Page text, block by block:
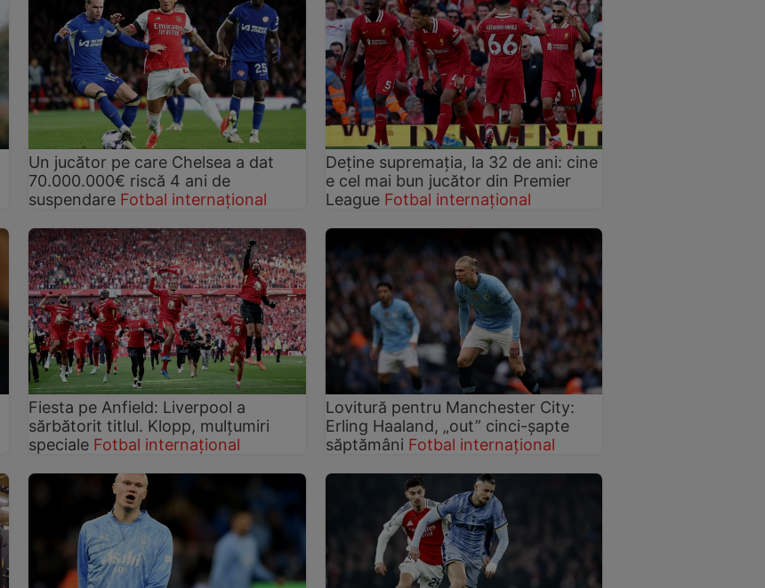
Un jucător pe care Chelsea a dat
70.000.000€ riscă 4 ani de
suspendare Fotbal internațional
Deține supremația, la 32 de ani: cine
e cel mai bun jucător din Premier
League Fotbal internațional
Fiesta pe Anfield: Liverpool a
sărbătorit titlul. Klopp, mulțumiri
speciale Fotbal internațional
Lovitură pentru Manchester City:
Erling Haaland, „out” cinci-șapte
săptămâni Fotbal internațional